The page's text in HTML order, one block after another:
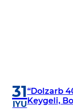
31
IYU
“Dolzarb
Keygeli,